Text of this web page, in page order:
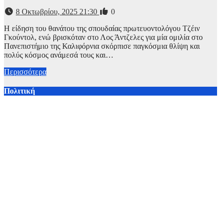
8 Οκτωβρίου, 2025 21:30
0
Η είδηση του θανάτου της σπουδαίας πρωτευοντολόγου Τζέιν
Γκούντολ, ενώ βρισκόταν στο Λος Άντζελες για μία ομιλία στο
Πανεπιστήμιο της Καλιφόρνια σκόρπισε παγκόσμια θλίψη και
πολύς κόσμος ανάμεσά τους και…
Περισσότερα
Πολιτική